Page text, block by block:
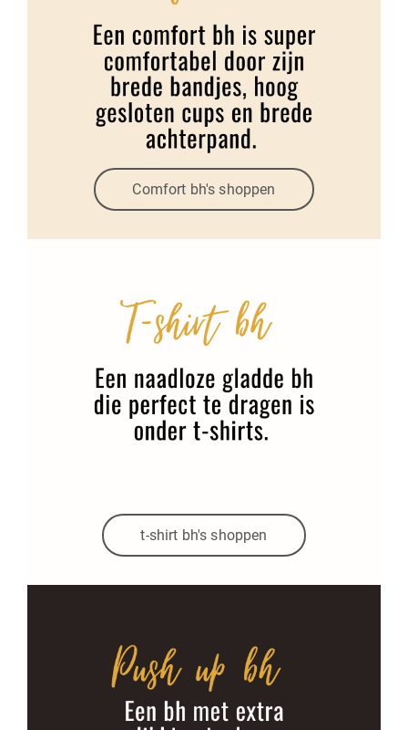
Comfort bh's shoppen
t-shirt bh's shoppen